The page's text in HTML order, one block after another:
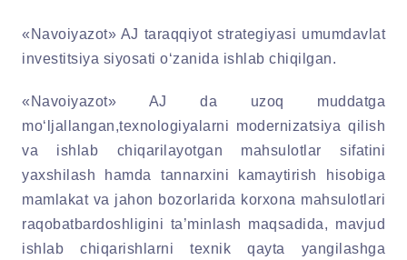
«Navoiyazot» AJ taraqqiyot strategiyasi umumdavlat
investitsiya siyosati o‘zanida ishlab chiqilgan.
«Navoiyazot» AJ da uzoq muddatga
mo‘ljallangan,texnologiyalarni modernizatsiya qilish
va ishlab chiqarilayotgan mahsulotlar sifatini
yaxshilash hamda tannarxini kamaytirish hisobiga
mamlakat va jahon bozorlarida korxona mahsulotlari
raqobatbardoshligini ta’minlash maqsadida, mavjud
ishlab chiqarishlarni texnik qayta yangilashga